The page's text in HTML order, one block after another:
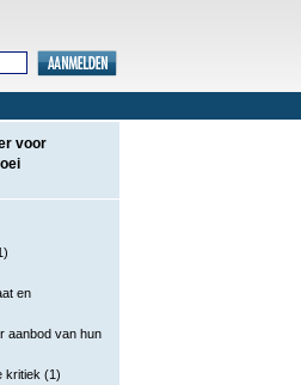
voor
en
aanbod van hun
kritiek (1)